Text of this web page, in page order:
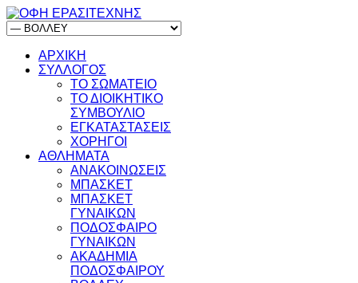
ΑΡΧΙΚΗ
ΣΥΛΛΟΓΟΣ
ΤΟ ΣΩΜΑΤΕΙΟ
ΤΟ ΔΙΟΙΚΗΤΙΚΟ
ΣΥΜΒΟΥΛΙΟ
ΕΓΚΑΤΑΣΤΑΣΕΙΣ
ΧΟΡΗΓΟΙ
ΑΘΛΗΜΑΤΑ
ΑΝΑΚΟΙΝΩΣΕΙΣ
ΜΠΑΣΚΕΤ
ΜΠΑΣΚΕΤ
ΓΥΝΑΙΚΩΝ
ΠΟΔΟΣΦΑΙΡΟ
ΓΥΝΑΙΚΩΝ
ΑΚΑΔΗΜΙΑ
ΠΟΔΟΣΦΑΙΡΟΥ